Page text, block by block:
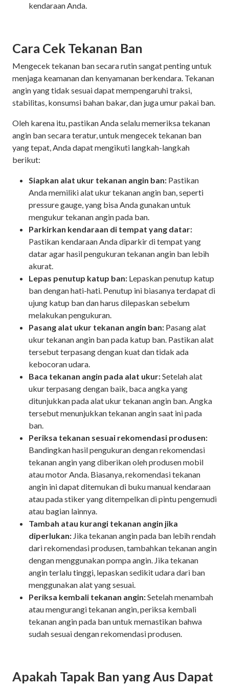
kendaraan Anda.
Cara Cek Tekanan Ban
Mengecek tekanan ban secara rutin sangat penting untuk
menjaga keamanan dan kenyamanan berkendara. Tekanan
angin yang tidak sesuai dapat mempengaruhi traksi,
stabilitas, konsumsi bahan bakar, dan juga umur pakai ban.
Oleh karena itu, pastikan Anda selalu memeriksa tekanan
angin ban secara teratur, untuk mengecek tekanan ban
yang tepat, Anda dapat mengikuti langkah-langkah
berikut:
Siapkan alat ukur tekanan angin ban: Pastikan
Anda memiliki alat ukur tekanan angin ban, seperti
pressure gauge, yang bisa Anda gunakan untuk
mengukur tekanan angin pada ban.
Parkirkan kendaraan di tempat yang datar:
Pastikan kendaraan Anda diparkir di tempat yang
datar agar hasil pengukuran tekanan angin ban lebih
akurat.
Lepas penutup katup ban: Lepaskan penutup katup
ban dengan hati-hati. Penutup ini biasanya terdapat di
ujung katup ban dan harus dilepaskan sebelum
melakukan pengukuran.
Pasang alat ukur tekanan angin ban: Pasang alat
ukur tekanan angin ban pada katup ban. Pastikan alat
tersebut terpasang dengan kuat dan tidak ada
kebocoran udara.
Baca tekanan angin pada alat ukur:Setelah alat
ukur terpasang dengan baik, baca angka yang
ditunjukkan pada alat ukur tekanan angin ban. Angka
tersebut menunjukkan tekanan angin saat ini pada
ban.
Periksa tekanan sesuai rekomendasi produsen:
Bandingkan hasil pengukuran dengan rekomendasi
tekanan angin yang diberikan oleh produsen mobil
atau motor Anda. Biasanya, rekomendasi tekanan
angin ini dapat ditemukan di buku manual kendaraan
atau pada stiker yang ditempelkan di pintu pengemudi
atau bagian lainnya.
Tambah atau kurangi tekanan angin jika
diperlukan: Jika tekanan angin pada ban lebih rendah
dari rekomendasi produsen, tambahkan tekanan angin
dengan menggunakan pompa angin. Jika tekanan
angin terlalu tinggi, lepaskan sedikit udara dari ban
menggunakan alat yang sesuai.
Periksa kembali tekanan angin:Setelah menambah
atau mengurangi tekanan angin, periksa kembali
tekanan angin pada ban untuk memastikan bahwa
sudah sesuai dengan rekomendasi produsen.
Apakah Tapak Ban yang Aus Dapat